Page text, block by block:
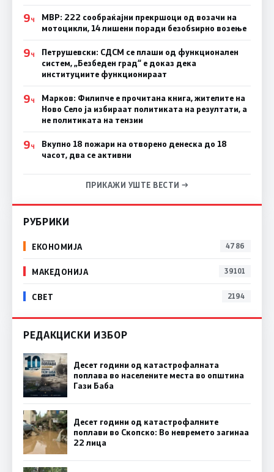
9Ч
МВР: 222 сообраќајни прекршоци од возачи на
мотоцикли, 14 лишени поради безобѕирно возење
9Ч
Петрушевски: СДСМ се плаши од функционален
систем, „Безбеден град“ е доказ дека
институциите функционираат
9Ч
Марков: Филипче е прочитана книга, жителите на
Ново Село ја избираат политиката на резултати, а
не политиката на тензии
9Ч
Вкупно 18 пожари на отворено денеска до 18
часот, два се активни
ПРИКАЖИ УШТЕ ВЕСТИ →
РУБРИКИ
ЕКОНОМИЈА 4786
МАКЕДОНИЈА 39101
СВЕТ 2194
РЕДАКЦИСКИ ИЗБОР
Десет години од катастрофалната
поплава во населените места во општина
Гази Баба
Десет години од катастрофалните
поплави во Скопско: Во невремето загинаа
22 лица